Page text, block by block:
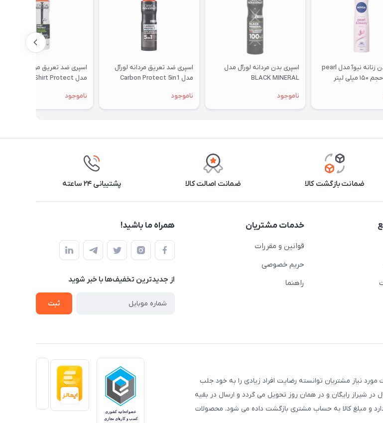
اسپری بدن زنانه نیوآ مدل pearl
اسپری بدن مردانه لورآل مدل
BLACK MINERAL
ناموجود
اسپری ضد تعریق مردانه لورآل
مدل Carbon Protect 5in1
ناموجود
اسپری ضد تعریق مردانه لورآل
ناموجود
ضمانت بازگشت کالا ضمانت اصالت کالا پشتیبانی ۲۴ ساعته
خدمات مشتریان
قوانین و مقررات
حریم خصوصی
راهنما
همراه ما باشید!
از جدید‌ترین تخفیف‌ها با‌ خبر شوید
ثبت
نیاز مشتریان توانسته رضایت افراد زیادی را به خود جلب
شیراز رایگان و در همان روز تحویل می گردد و ارسال در بقیه
و مبلغ کالا به حساب مشتری بازگشت داده می شود. محصولات